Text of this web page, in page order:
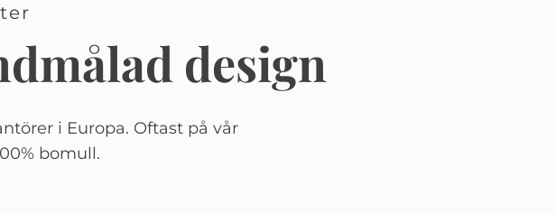
design
i Europa. Oftast på vår
bomull.